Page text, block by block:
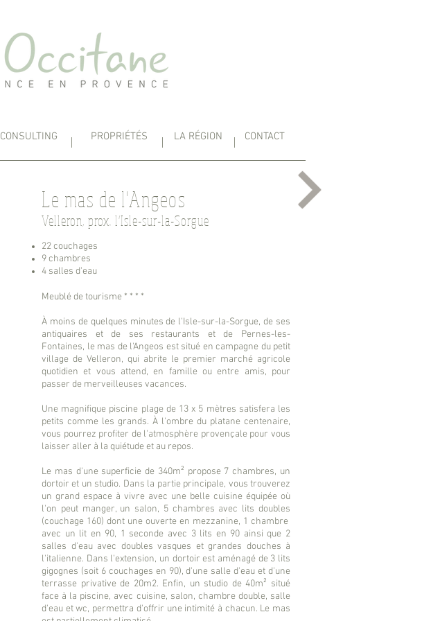
CONSULTING PROPRIÉTÉS LA RÉGION CONTACT
Le mas de l'Angeos
Velleron, prox. l'Isle-sur-la-Sorgue
22 couchages
9 chambres
4 salles d'eau
Meublé de tourisme * * * *
À moins de quelques minutes de l'Isle-sur-la-Sorgue, de ses
antiquaires et de ses restaurants et de Pernes-les-
Fontaines, le mas de l'Angeos est situé en campagne du petit
village de Velleron, qui abrite le premier marché agricole
quotidien et vous attend, en famille ou entre amis, pour
passer de merveilleuses vacances.
Une magnifique piscine plage de 13 x 5 mètres satisfera les
petits comme les grands. À l'ombre du platane centenaire,
vous pourrez profiter de l'atmosphère provençale pour vous
laisser aller à la quiétude et au repos.
Le mas d'une superficie de 340m² propose 7 chambres, un
dortoir et un studio. Dans la partie principale, vous trouverez
un grand espace à vivre avec une belle cuisine équipée où
l'on peut manger, un salon, 5 chambres avec lits doubles
(couchage 160) dont une ouverte en mezzanine, 1 chambre
avec un lit en 90, 1 seconde avec 3 lits en 90 ainsi que 2
salles d'eau avec doubles vasques et grandes douches à
l'italienne. Dans l'extension, un dortoir est aménagé de 3 lits
gigognes (soit 6 couchages en 90), d'une salle d'eau et d'une
terrasse privative de 20m2. Enfin, un studio de 40m² situé
face à la piscine, avec cuisine, salon, chambre double, salle
d'eau et wc, permettra d'offrir une intimité à chacun. Le mas